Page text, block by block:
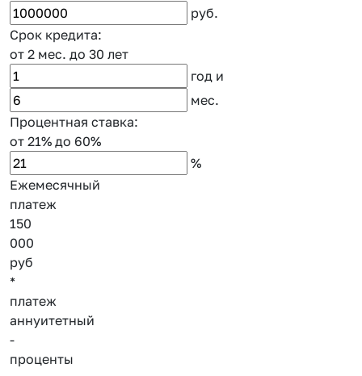
руб.
Срок кредита:
от 2 мес. до 30 лет
год и
мес.
Процентная ставка:
от 21% до 60%
%
Ежемесячный
платеж
150
000
руб
*
платеж
аннуитетный
-
проценты